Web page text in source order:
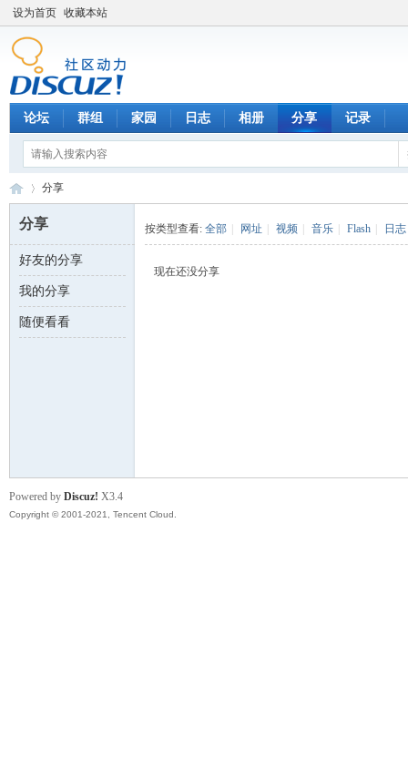
设为首页 收藏本站
论坛 群组 家园 日志 相册 分享 记录
数 ›
分享
分享
好友的分享
我的分享
随便看看
按类型查看: 全部 网址 视频 音乐 Flash 日志
现在还没分享
Powered by Discuz! X3.4
Copyright © 2001-2021, Tencent Cloud.